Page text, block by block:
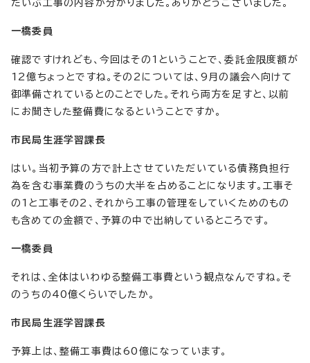
だいぶ工事の内容が分かりました。ありがとうございました。
一橋委員
確認ですけれども、今回はその1ということで、委託金限度額が
12億ちょっとですね。その2については、9月の議会へ向けて
御準備されているとのことでした。それら両方を足すと、以前
にお聞きした整備費になるということですか。
市民局生涯学習課長
はい。当初予算の方で計上させていただいている債務負担行
為を含む事業費のうちの大半を占めることになります。工事そ
の1と工事その2、それから工事の管理をしていくためのもの
も含めての金額で、予算の中で出納しているところです。
一橋委員
それは、全体はいわゆる整備工事費という観点なんですね。そ
のうちの40億くらいでしたか。
市民局生涯学習課長
予算上は、整備工事費は60億になっています。